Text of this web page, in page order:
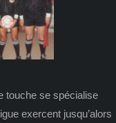
touche se spécialise
exercent jusqu’alors